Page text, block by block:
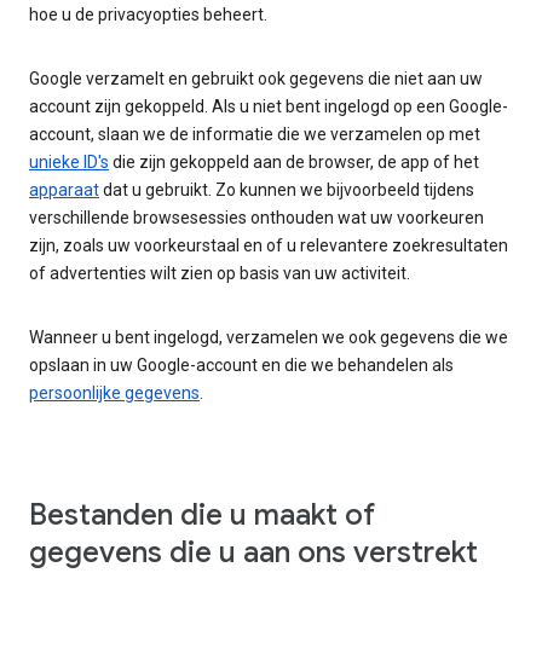
hoe u de privacyopties beheert.
Google verzamelt en gebruikt ook gegevens die niet aan uw
account zijn gekoppeld. Als u niet bent ingelogd op een Google-
account, slaan we de informatie die we verzamelen op met
unieke ID's die zijn gekoppeld aan de browser, de app of het
apparaatdat u gebruikt. Zo kunnen we bijvoorbeeld tijdens
verschillende browsesessies onthouden wat uw voorkeuren
zijn, zoals uw voorkeurstaal en of u relevantere zoekresultaten
of advertenties wilt zien op basis van uw activiteit.
Wanneer u bent ingelogd, verzamelen we ook gegevens die we
opslaan in uw Google-account en die we behandelen als
persoonlijke gegevens
Bestanden die u maakt of
gegevens die u aan ons verstrekt